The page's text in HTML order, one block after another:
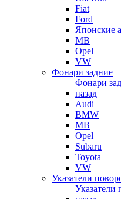
Fiat
Ford
Японские
MB
Opel
VW
Фонари задние
Фонари
назад
Audi
BMW
MB
Opel
Subaru
Toyota
VW
Указатели
Указатели